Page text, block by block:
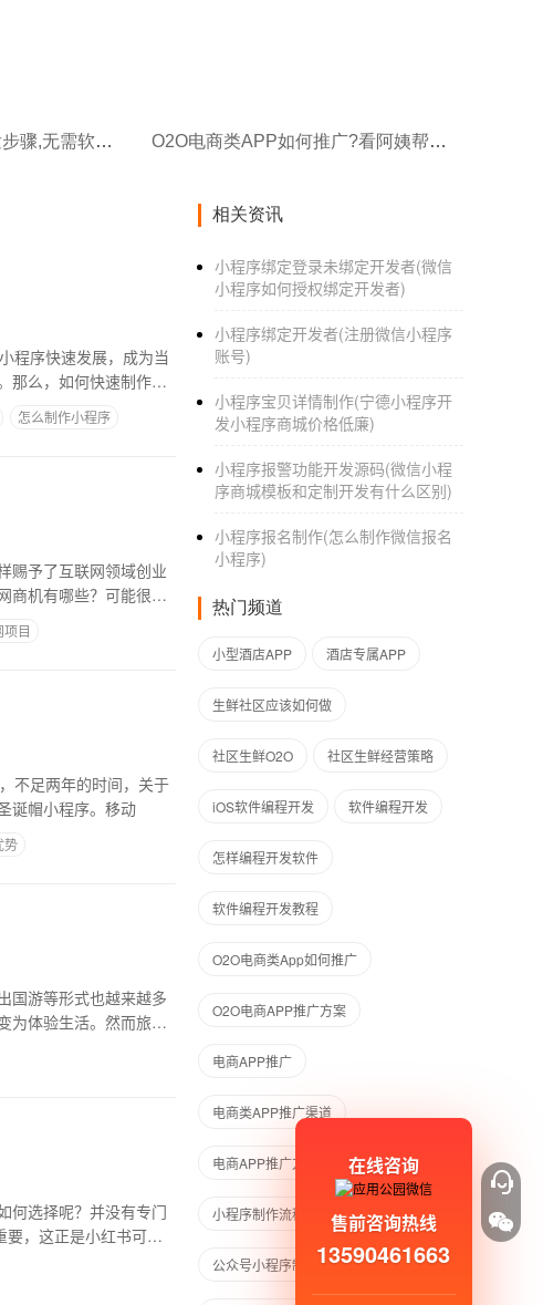
安卓iOS软件免编程开发步骤,无需软件编程开发APP教程 O2O电商类APP如何推广?看阿姨帮如何获取用户方案
程序快速发展，成为当
那么，如何快速制作小
怎么制作小程序
赐予了互联网领域创业
商机有哪些？可能很多
目
不足两年的时间，关于
诞帽小程序。移动
势
国游等形式也越来越多
为体验生活。然而旅游
何选择呢？并没有专门
要，这正是小红书可以
相关资讯
小程序绑定登录未绑定开发者(微信
小程序如何授权绑定开发者)
小程序绑定开发者(注册微信小程序
账号)
小程序宝贝详情制作(宁德小程序开
发小程序商城价格低廉)
小程序报警功能开发源码(微信小程
序商城模板和定制开发有什么区别)
小程序报名制作(怎么制作微信报名
小程序)
热门频道
小型酒店APP 酒店专属APP
生鲜社区应该如何做
社区生鲜O2O 社区生鲜经营策略
iOS软件编程开发 软件编程开发
怎样编程开发软件
软件编程开发教程
O2O电商类App如何推广
O2O电商APP推广方案
电商APP推广
电商类APP推广渠道
电商APP推广方案
小程序制作流程
公众号小程序制作流程
在线咨询
售前咨询热线
13590461663